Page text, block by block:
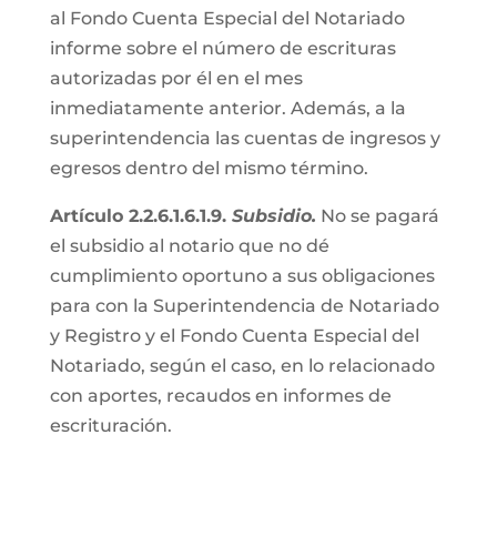
al Fondo Cuenta Especial del Notariado
informe sobre el número de escrituras
autorizadas por él en el mes
inmediatamente anterior. Además, a la
superintendencia las cuentas de ingresos y
egresos dentro del mismo término.
Artículo 2.2.6.1.6.1.9. Subsidio. No se pagará
el subsidio al notario que no dé
cumplimiento oportuno a sus obligaciones
para con la Superintendencia de Notariado
y Registro y el Fondo Cuenta Especial del
Notariado, según el caso, en lo relacionado
con aportes, recaudos en informes de
escrituración.